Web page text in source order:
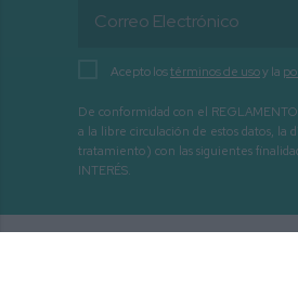
Acepto lostérminos de usoy la
De conformidad con el
a la libre circulación de estos datos, la
tratamiento) con las siguientes
INTERÉS.